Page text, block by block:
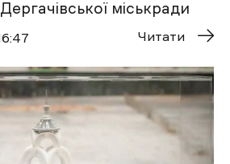
міськради
Читати